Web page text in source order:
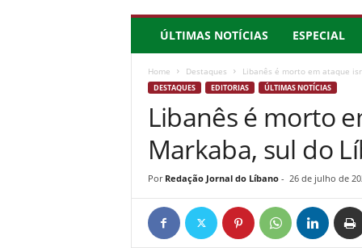
o
ÚLTIMAS NOTÍCIAS ESPECIAL
Home Destaques Libanês é morto em ataque
DESTAQUES EDITORIAS ÚLTIMAS NOTÍCIAS
Libanês é morto
Markaba, sul do
Por Redação Jornal do Líbano- 26 de julho de